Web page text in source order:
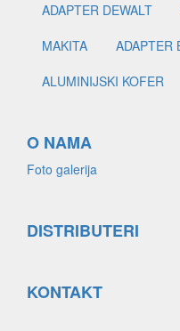
ADAPTER DEWALT
MAKITA
ADAPTER
ALUMINIJSKI KOFER
O NAMA
Foto galerija
DISTRIBUTERI
KONTAKT